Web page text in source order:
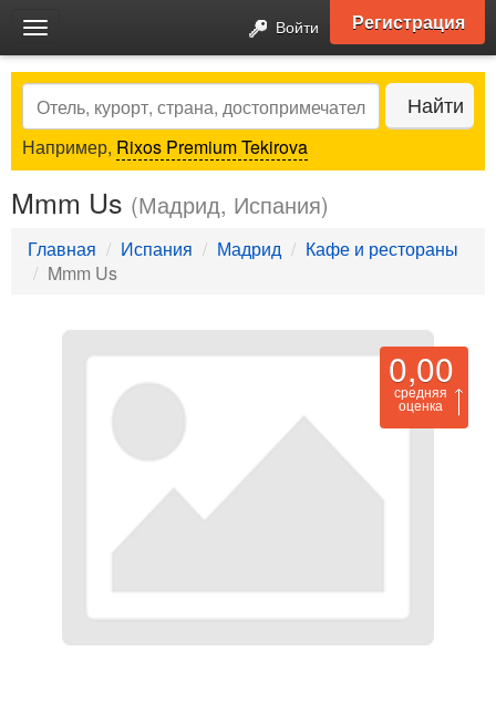
Toggle
navigation
Войти Регистрация
Search Найти
Например, Rixos Premium Tekirova
Mmm Us (Мадрид, Испания)
Главная Испания Мадрид
Кафе и рестораны
Mmm Us
0,00
средняя
оценка